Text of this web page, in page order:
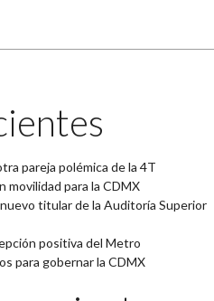
pareja polémica de la 4T
movilidad para la CDMX
titular de la Auditoría Superior
positiva del Metro
para gobernar la CDMX